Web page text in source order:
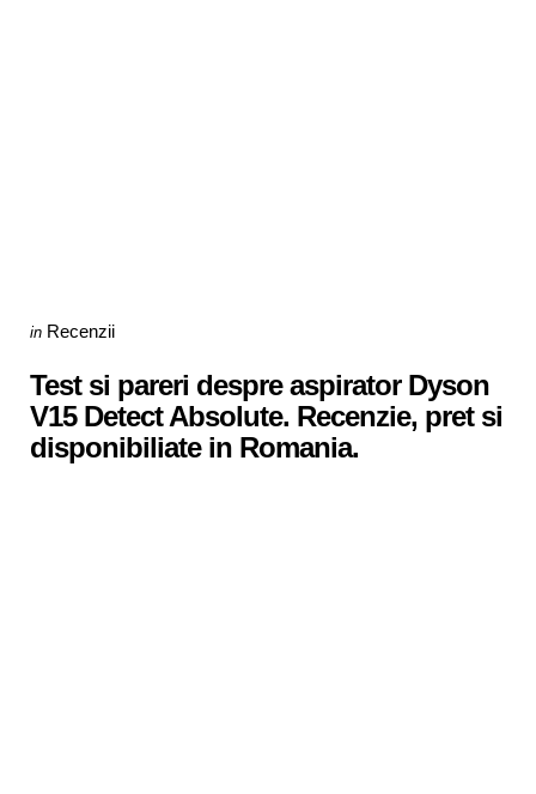
Categories
Posted
in Recenzii
Test si pareri despre aspirator Dyson
V15 Detect Absolute. Recenzie, pret si
disponibiliate in Romania.